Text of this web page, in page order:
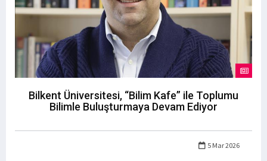
Bilkent Üniversitesi, “Bilim Kafe” ile Toplumu
Bilimle Buluşturmaya Devam Ediyor
5 Mar 2026